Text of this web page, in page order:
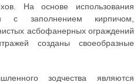
На основе использования
с заполнением кирпичом,
асбофанерных ограждений
созданы своеобразные
зодчества являются